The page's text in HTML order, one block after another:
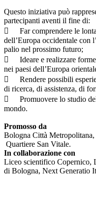
Questo iniziativa può
partecipanti aventi il fine di:

Far comprendere le
dell’Europa occidentale con
palio nel prossimo futuro;

Ideare e realizzare
nei paesi dell’Europa

Rendere possibili
di ricerca, di assistenza, di

Promuovere lo studio
mondo.
Promosso da
Bologna Città
Quartiere San Vitale.
In collaborazione con
Liceo scientifico Copernico,
di Bologna, Next Generatio